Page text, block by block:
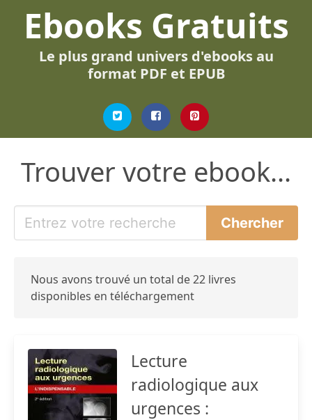
Ebooks Gratuits
Le plus grand univers d'ebooks au
format PDF et EPUB
Trouver votre ebook...
Nous avons trouvé un total de 22 livres
disponibles en téléchargement
Lecture
radiologique aux
urgences :